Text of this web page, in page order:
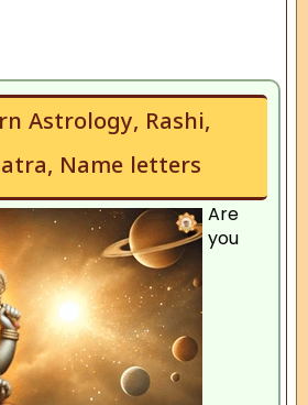
Astrology, Rashi,
Name letters
Are
you